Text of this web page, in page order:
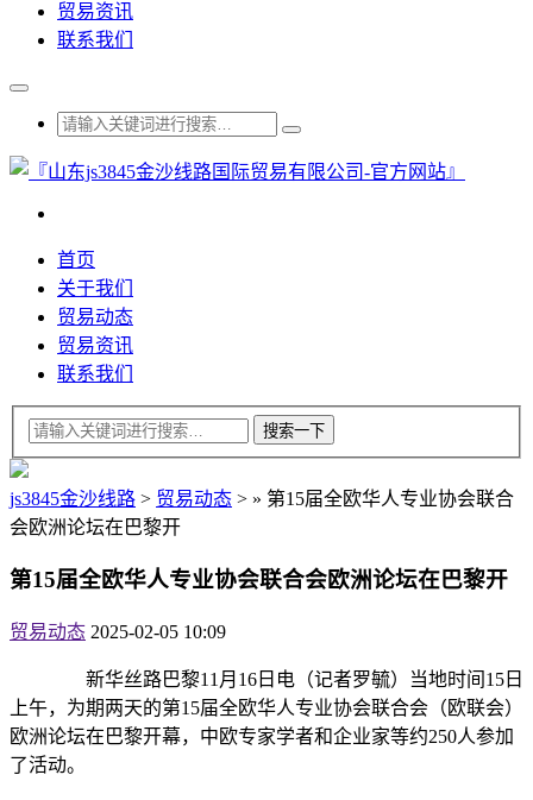
贸易资讯
联系我们
首页
关于我们
贸易动态
贸易资讯
联系我们
js3845金沙线路 > 贸易动态 > » 第15届全欧华人专业协会联合
会欧洲论坛在巴黎开
第15届全欧华人专业协会联合会欧洲论坛在巴黎开
贸易动态 2025-02-05 10:09
新华丝路巴黎11月16日电（记者罗毓）当地时间15日
上午，为期两天的第15届全欧华人专业协会联合会（欧联会）
欧洲论坛在巴黎开幕，中欧专家学者和企业家等约250人参加
了活动。